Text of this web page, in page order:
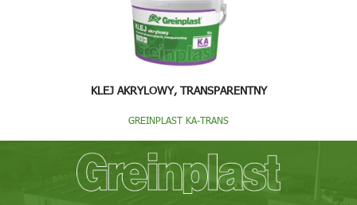
KLEJ AKRYLOWY, TRANSPARENTNY
GREINPLAST KA-TRANS